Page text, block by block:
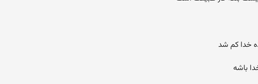
خدا کم شد
باشه